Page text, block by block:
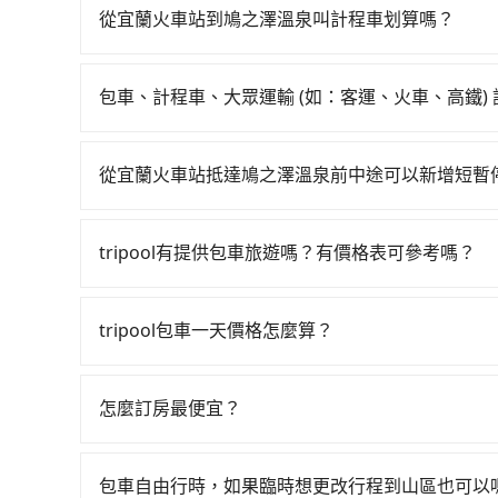
邊可隨租隨借的iRent應該是你最便宜選擇。註冊
自付。再者，和運的iRent只提供最基本的車型，
遇到明明已經預約了時間但上一位用戶卻遲遲尚
從宜蘭火車站到鳩之澤溫泉叫計程車划算嗎？
到車，也可考慮打電話至宜蘭火車站附近的計程
約有47%會採現場議價，建議最好先上網預約，
包車、計程車、大眾運輸 (如：客運、火車、高鐵)
程車最貴，而大眾運輸通常較便宜。 行程：需多
可選用大眾運輸。 便利性：需要便利性和方便性
從宜蘭火車站抵達鳩之澤溫泉前中途可以新增短暫
前後額外里程數5公里內加收200元。雖然可能有
tripool有提供包車旅遊嗎？有價格表可參考嗎？
彈性選擇2~12小時的服務，滿足家族出遊、朋友
上巴士，請來信洽詢。
tripool包車一天價格怎麼算？
官網一鍵查價，即時試算您包車費用，清楚透明，
怎麼訂房最便宜？
區、價位、人數、特殊需求來搜尋適合的旅店與
包車自由行時，如果臨時想更改行程到山區也可以